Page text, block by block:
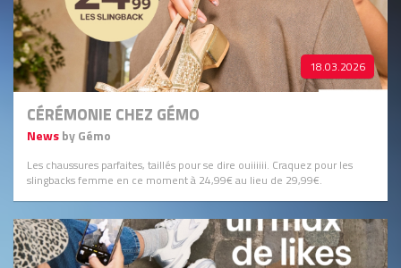
18.03.2026
CÉRÉMONIE CHEZ GÉMO
Newsby Gémo
Les chaussures parfaites, taillés pour se dire ouiiiiii. Craquez pour les
slingbacks femme en ce moment à 24,99€ au lieu de 29,99€.